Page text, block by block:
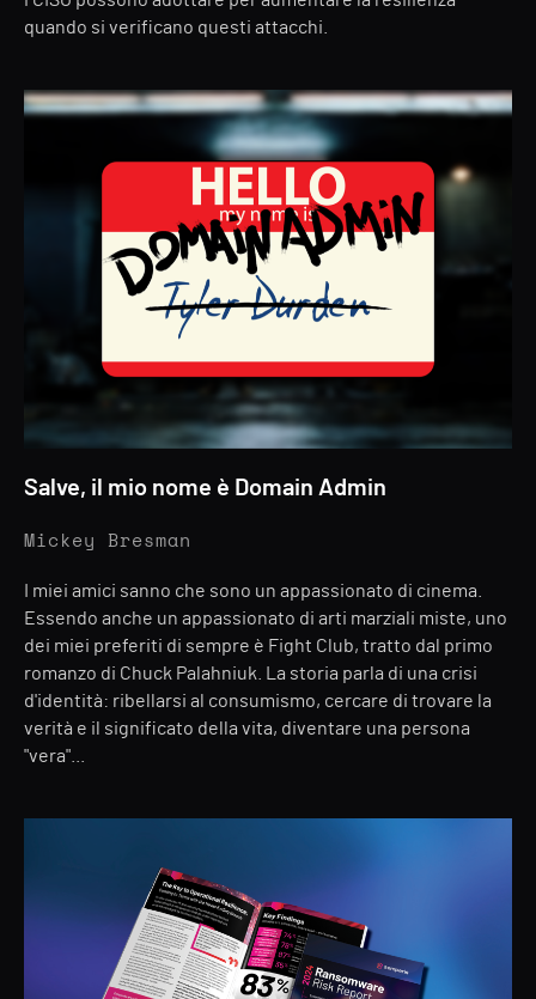
quando si verificano questi attacchi.
Salve, il mio nome è Domain Admin
Mickey Bresman
I miei amici sanno che sono un appassionato di cinema.
Essendo anche un appassionato di arti marziali miste, uno
dei miei preferiti di sempre è Fight Club, tratto dal primo
romanzo di Chuck Palahniuk. La storia parla di una crisi
d'identità: ribellarsi al consumismo, cercare di trovare la
verità e il significato della vita, diventare una persona
"vera"...